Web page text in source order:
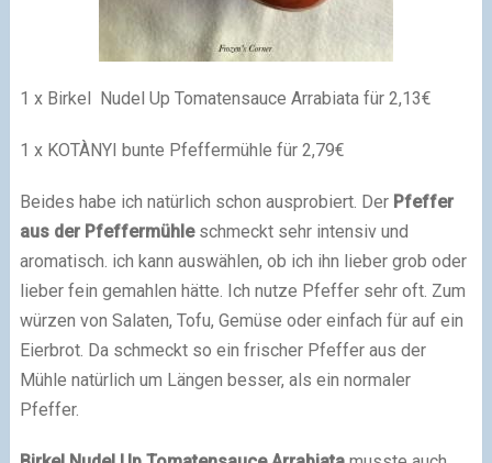
1 x Birkel Nudel Up Tomatensauce Arrabiata für 2,13€
1 x KOTÀNYI bunte Pfeffermühle für 2,79€
Beides habe ich natürlich schon ausprobiert. Der Pfeffer
aus der Pfeffermühleschmeckt sehr intensiv und
aromatisch. ich kann auswählen, ob ich ihn lieber grob oder
lieber fein gemahlen hätte. Ich nutze Pfeffer sehr oft. Zum
würzen von Salaten, Tofu, Gemüse oder einfach für auf ein
Eierbrot. Da schmeckt so ein frischer Pfeffer aus der
Mühle natürlich um Längen besser, als ein normaler
Pfeffer.